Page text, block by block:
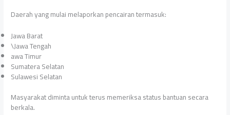
Daerah yang mulai melaporkan pencairan termasuk:
Jawa Barat
\Jawa Tengah
awa Timur
Sumatera Selatan
Sulawesi Selatan
Masyarakat diminta untuk terus memeriksa status bantuan secara
berkala.